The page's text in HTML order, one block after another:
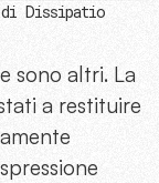
di Dissipatio
sono altri. La
a restituire